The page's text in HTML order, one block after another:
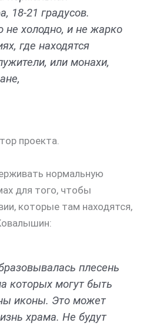
18-21 градусов.
не холодно, и не жарко
где находятся
или монахи,
проекта.
нормальную
для того, чтобы
которые там находятся,
плесень
которых могут быть
иконы. Это может
храма. Не будут